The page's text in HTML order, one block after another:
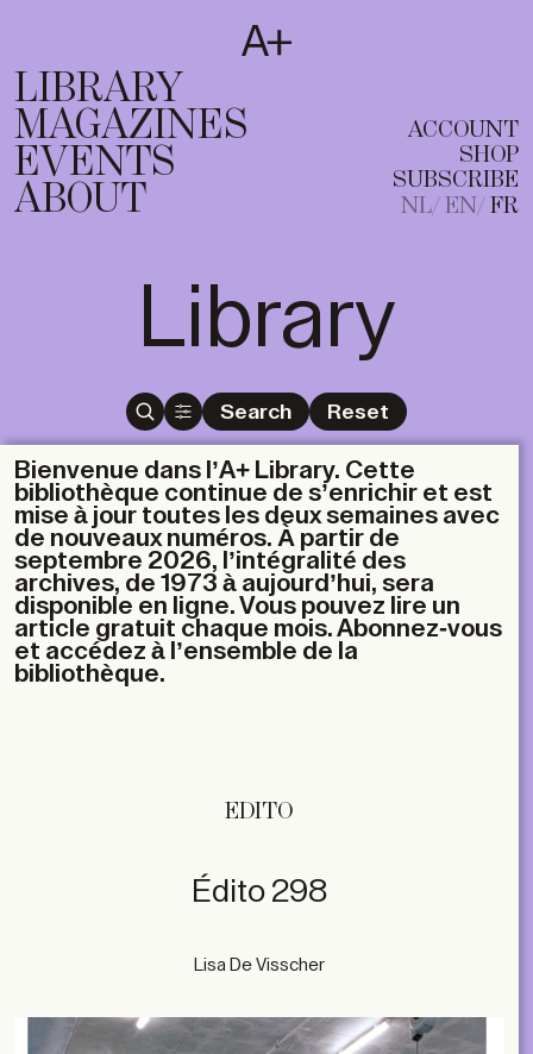
T
EN FR
LIBRARY
MAGAZINES
EVENTS
ABOUT
ACCOUNT
SHOP
SUBSCRIBE
NL EN FR
Library
Search Reset
Bienvenue dans l’A+ Library. Cette
bibliothèque continue de s’enrichir et est
mise à jour toutes les deux semaines avec
de nouveaux numéros. À partir de
septembre 2026, l’intégralité des
archives, de 1973 à aujourd’hui, sera
disponible en ligne. Vous pouvez lire un
article gratuit chaque mois. Abonnez-vous
et accédez à l’ensemble de la
bibliothèque.
EDITO
Édito 298
Lisa De Visscher